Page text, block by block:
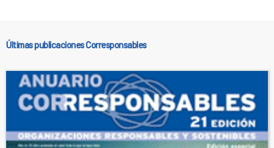
Últimas publicaciones Corresponsables